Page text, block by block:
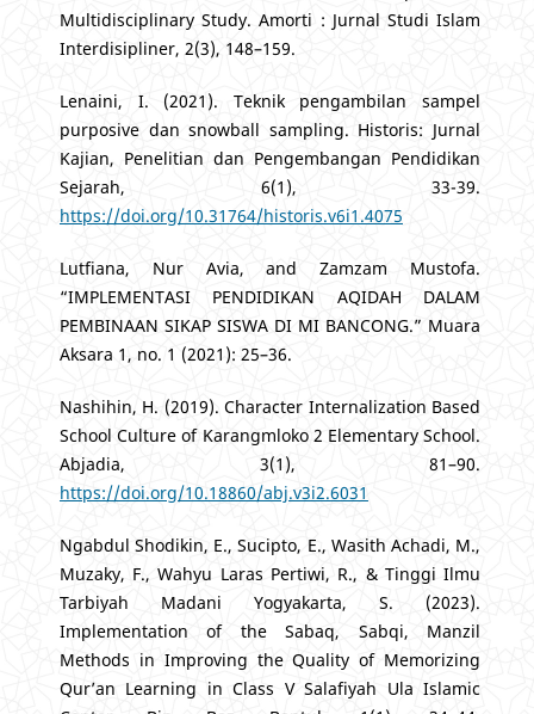
Multidisciplinary Study. Amorti : Jurnal Studi Islam
Interdisipliner, 2(3), 148–159.
Lenaini, I. (2021). Teknik pengambilan sampel
purposive dan snowball sampling. Historis: Jurnal
Kajian, Penelitian dan Pengembangan Pendidikan
Sejarah, 6(1), 33-39.
https://doi.org/10.31764/historis.v6i1.4075
Lutfiana, Nur Avia, and Zamzam Mustofa.
“IMPLEMENTASI PENDIDIKAN AQIDAH DALAM
PEMBINAAN SIKAP SISWA DI MI BANCONG.” Muara
Aksara 1, no. 1 (2021): 25–36.
Nashihin, H. (2019). Character Internalization Based
School Culture of Karangmloko 2 Elementary School.
Abjadia, 3(1), 81–90.
https://doi.org/10.18860/abj.v3i2.6031
Ngabdul Shodikin, E., Sucipto, E., Wasith Achadi, M.,
Muzaky, F., Wahyu Laras Pertiwi, R., & Tinggi Ilmu
Tarbiyah Madani Yogyakarta, S. (2023).
Implementation of the Sabaq, Sabqi, Manzil
Methods in Improving the Quality of Memorizing
Qur’an Learning in Class V Salafiyah Ula Islamic